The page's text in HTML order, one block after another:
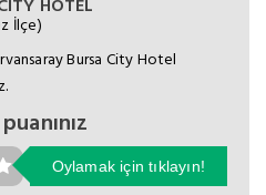
İlçe)
Bursa City Hotel
Oylamak için tıklayın!